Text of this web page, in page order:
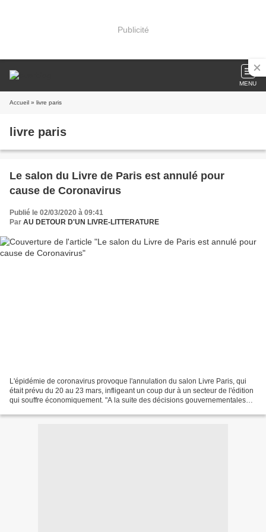
Publicité
MENU
Accueil » livre paris
livre paris
Le salon du Livre de Paris est annulé pour
cause de Coronavirus
Publié le 02/03/2020 à 09:41
Par AU DETOUR D'UN LIVRE-LITTERATURE
L'épidémie de coronavirus provoque l'annulation du salon Livre Paris, qui
était prévu du 20 au 23 mars, infligeant un coup dur à un secteur de l'édition
qui souffre économiquement. "A la suite des décisions gouvernementales